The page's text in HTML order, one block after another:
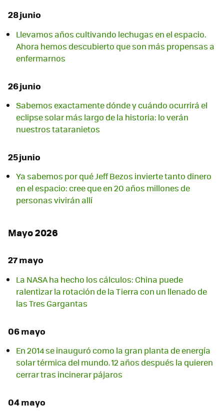
28 junio
Llevamos años cultivando lechugas en el espacio.
Ahora hemos descubierto que son más propensas a
enfermarnos
26 junio
Sabemos exactamente dónde y cuándo ocurrirá el
eclipse solar más largo de la historia: lo verán
nuestros tataranietos
25 junio
Ya sabemos por qué Jeff Bezos invierte tanto dinero
en el espacio: cree que en 20 años millones de
personas vivirán allí
Mayo 2026
27 mayo
La NASA ha hecho los cálculos: China puede
ralentizar la rotación de la Tierra con un llenado de
las Tres Gargantas
06 mayo
En 2014 se inauguró como la gran planta de energía
solar térmica del mundo. 12 años después la quieren
cerrar tras incinerar pájaros
04 mayo